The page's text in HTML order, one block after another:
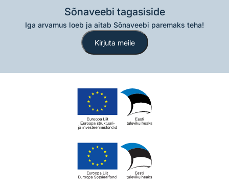
Sõnaveebi tagasiside
Iga arvamus loeb ja aitab Sõnaveebi paremaks teha!
Kirjuta meile